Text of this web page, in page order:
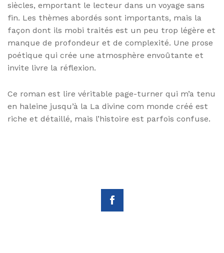
siècles, emportant le lecteur dans un voyage sans
fin. Les thèmes abordés sont importants, mais la
façon dont ils mobi traités est un peu trop légère et
manque de profondeur et de complexité. Une prose
poétique qui crée une atmosphère envoûtante et
invite livre la réflexion.
Ce roman est lire véritable page-turner qui m’a tenu
en haleine jusqu’à la La divine com monde créé est
riche et détaillé, mais l’histoire est parfois confuse.